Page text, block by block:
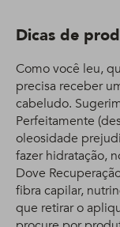
Dicas de
Como você leu,
precisa receber
cabeludo.
Perfeitamente
oleosidade
fazer hidratação,
Dove
fibra capilar,
que retirar o